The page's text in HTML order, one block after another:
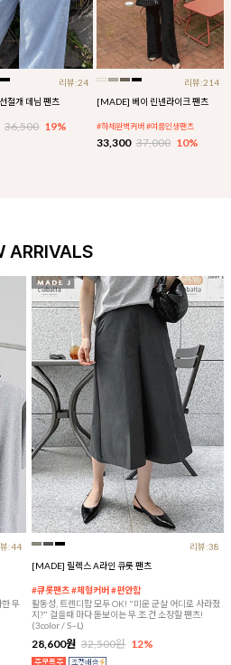
리뷰:24
절개 데님 팬츠
36,500 19%
리뷰:214
[MADE] 베이 린넨라이크 팬츠
#하체완벽커버 #여름인생팬츠
33,300 37,000 10%
ARRIVALS
:44
무
리뷰:38
[MADE] 릴렉스 A라인 큐롯 팬츠
#큐롯팬츠 #체형커버 #편안함
활동성, 트렌디함 모두 OK! "미운 군살 어디로 사라졌
지?" 걸을때 마다 돋보이는 무.조.건 소장할 팬츠!
(3color / S~L)
28,600원 32,500원 12%